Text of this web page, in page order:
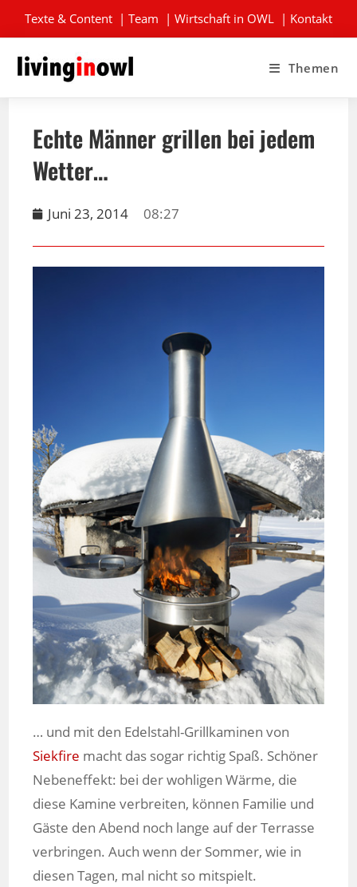
Texte & Content | Team | Wirtschaft in OWL | Kontakt
Themen
Echte Männer grillen bei jedem
Wetter…
Juni 23, 2014 08:27
… und mit den Edelstahl-Grillkaminen von
Siekfire macht das sogar richtig Spaß. Schöner
Nebeneffekt: bei der wohligen Wärme, die
diese Kamine verbreiten, können Familie und
Gäste den Abend noch lange auf der Terrasse
verbringen. Auch wenn der Sommer, wie in
diesen Tagen, mal nicht so mitspielt.